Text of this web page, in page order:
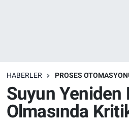
HABERLER PROSES
Suyun Yeniden
Olmasında
Depolama Çözümleri
İnşaat ve Malzeme